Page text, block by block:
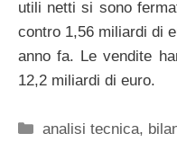
utili netti si sono
contro 1,56 miliardi di
anno fa. Le vendite
12,2 miliardi di euro.
Categorie
analisi tecnica,